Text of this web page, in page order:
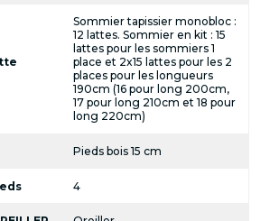
Sommier tapissier monobloc :
12 lattes. Sommier en kit : 15
lattes pour les sommiers 1
place et 2x15 lattes pour les 2
places pour les longueurs
190cm (16 pour long 200cm,
17 pour long 210cm et 18 pour
long 220cm)
Pieds bois 15 cm
4